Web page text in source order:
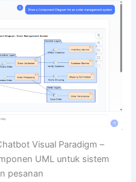
Visual Paradigm –
UML untuk sistem
pesanan